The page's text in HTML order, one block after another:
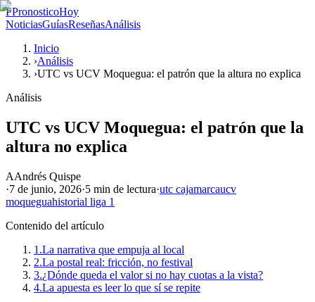
PPronosticoHoy
NoticiasGuíasReseñasAnálisis
Inicio
›Análisis
›UTC vs UCV Moquegua: el patrón que la altura no explica
Análisis
UTC vs UCV Moquegua: el patrón que la
altura no explica
AAndrés Quispe
·7 de junio, 2026·5 min de lectura·utc cajamarcaucv
moqueguahistorial liga 1
Contenido del artículo
1.La narrativa que empuja al local
2.La postal real: fricción, no festival
3.¿Dónde queda el valor si no hay cuotas a la vista?
4.La apuesta es leer lo que sí se repite